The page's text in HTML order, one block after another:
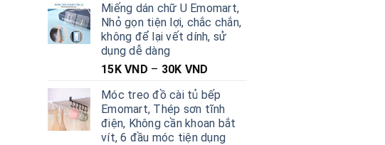
Miếng dán chữ U Emomart,
Nhỏ gọn tiện lợi, chắc chắn,
không để lại vết dính, sử
dụng dễ dàng
15K VND – 30K VND
Móc treo đồ cài tủ bếp
Emomart, Thép sơn tĩnh
điện, Không cần khoan bắt
vít, 6 đầu móc tiện dụng